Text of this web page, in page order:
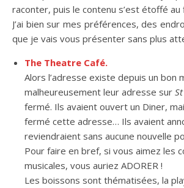
raconter, puis le contenu s’est étoffé au
J’ai bien sur mes préférences, des
que je vais vous présenter sans plus
The Theatre Café.
Alors l’adresse existe depuis un bon
malheureusement leur adresse sur
fermé. Ils avaient ouvert un Diner,
fermé cette adresse… Ils avaient
reviendraient sans aucune nouvelle
Pour faire en bref, si vous aimez les
musicales, vous auriez ADORER !
Les boissons sont thématisées, la